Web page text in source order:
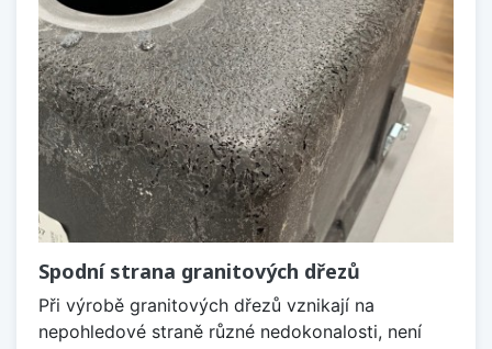
Spodní strana granitových dřezů
Při výrobě granitových dřezů vznikají na
nepohledové straně různé nedokonalosti, není